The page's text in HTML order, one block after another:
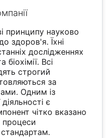
принципу науково
здоров'я. Їхні
дослідженнях
біохімії. Всі
строгий
за
Одним із
є
чітко вказано
процеси